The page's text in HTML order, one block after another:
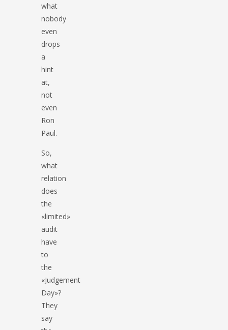
what
nobody
even
drops
a
hint
at,
not
even
Ron
Paul.
So,
what
relation
does
the
«limited»
audit
have
to
the
«Judgement
Day»?
They
say